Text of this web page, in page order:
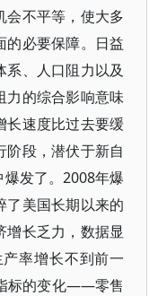
会不平等，使大多
的必要保障。日益
、人口阻力以及
力的综合影响意味
长速度比过去要缓
段，潜伏于新自
发了。2008年爆
了美国长期以来的
增长乏力，数据显
率增长不到前一
标的变化——零售